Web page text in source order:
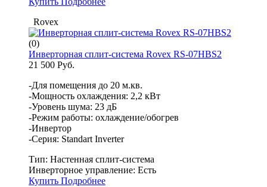
Rovex
(0)
Инверторная сплит-система Rovex RS-07HBS2
21 500 Руб.
-Для помещения до 20 м.кв.
-Мощность охлаждения: 2,2 кВт
-Уровень шума: 23 дБ
-Режим работы: охлаждение/обогрев
-Инвертор
-Серия: Standart Inverter
Тип: Настенная сплит-система
Инверторное управление: Есть
Купить Подробнее